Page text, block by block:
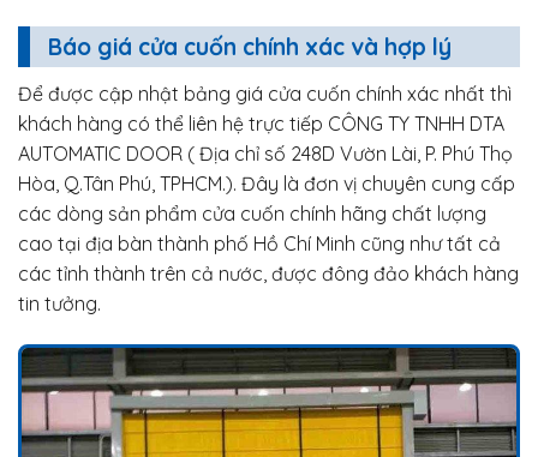
Báo giá cửa cuốn chính xác và hợp lý
Để được cập nhật bảng giá cửa cuốn chính xác nhất thì
khách hàng có thể liên hệ trực tiếp CÔNG TY TNHH DTA
AUTOMATIC DOOR ( Địa chỉ số 248D Vườn Lài, P. Phú Thọ
Hòa, Q.Tân Phú, TPHCM.). Đây là đơn vị chuyên cung cấp
các dòng sản phẩm cửa cuốn chính hãng chất lượng
cao tại địa bàn thành phố Hồ Chí Minh cũng như tất cả
các tỉnh thành trên cả nước, được đông đảo khách hàng
tin tưởng.